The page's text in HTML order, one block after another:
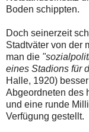
Boden schippten.
Doch seinerzeit
Stadtväter von der
man die
eines Stadions für
Halle, 1920)
Abgeordneten des
und eine runde
Verfügung gestellt.